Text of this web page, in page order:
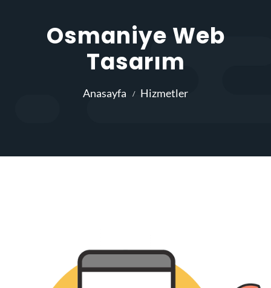
Osmaniye Web
Tasarım
Anasayfa Hizmetler